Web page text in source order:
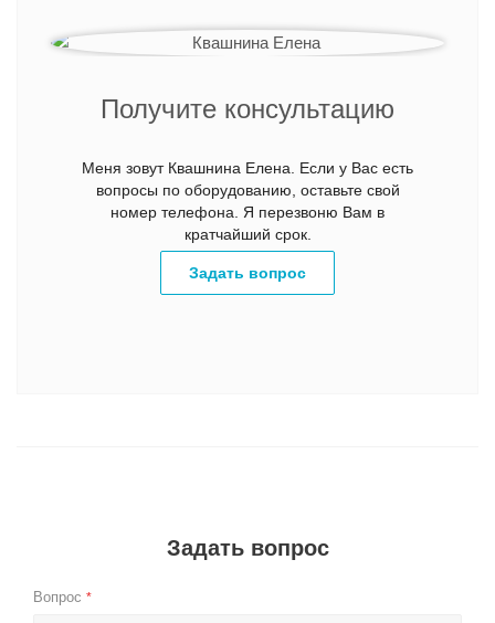
Получите консультацию
Меня зовут Квашнина Елена. Если у Вас есть
вопросы по оборудованию, оставьте свой
номер телефона. Я перезвоню Вам в
кратчайший срок.
Задать вопрос
Задать вопрос
Вопрос *